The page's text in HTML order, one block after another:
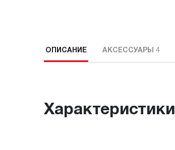
ОПИСАНИЕ АКСЕССУАРЫ 4
Характеристики